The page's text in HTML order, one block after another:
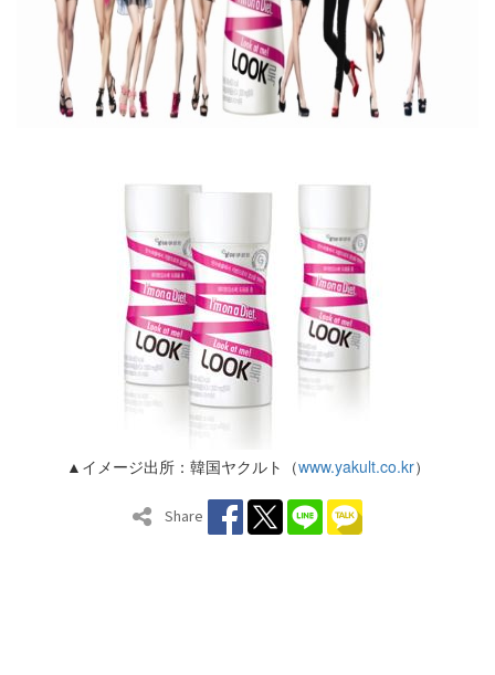
▲イメージ出所：韓国ヤクルト（www.yakult.co.kr）
Share